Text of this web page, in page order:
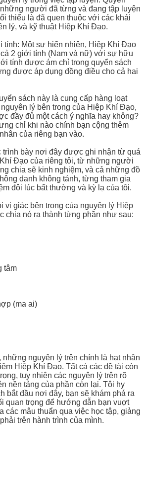
người đã từng và đang tập luyện
thiểu là đã quen thuộc với các khái
lý, và kỹ thuật Hiệp Khí Đạo.
tính: Một sự hiển nhiên, Hiệp Khí Đạo
2 giới tính (Nam và nữ) với sự hữu
tính được ám chỉ trong quyển sách
được áp dụng đồng điều cho cả hai
sách này là cung cấp hàng loạt
lý bên trong của Hiệp Khí Đạo,
đầy đủ một cách ý nghĩa hay không?
chỉ khi nào chính bạn cộng thêm
của riêng bạn vào.
bày nơi đây được ghi nhận từ quá
Đạo của riêng tôi, từ những người
chia sẽ kinh nghiệm, và cả những đồ
danh không tánh, từng tham gia
đôi lúc bất thường và kỳ lạ của tôi.
vị giác bên trong của nguyên lý Hiệp
chia nó ra thành từng phần như sau:
tâm
(ma ai)
nguyên lý trên chính là hạt nhân
Hiệp Khí Đạo. Tất cả các đề tài còn
tuy nhiên các nguyên lý trên rõ
nền tảng của phần còn lại. Tôi hy
bắt đầu nơi đây, bạn sẽ khám phá ra
quan trọng để hướng dẫn bạn vuợt
các mâu thuẩn qua việc học tập, giảng
trên hành trình của mình.